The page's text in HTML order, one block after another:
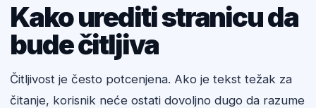
Kako urediti stranicu da
bude čitljiva
Čitljivost je često potcenjena. Ako je tekst težak za
čitanje, korisnik neće ostati dovoljno dugo da razume